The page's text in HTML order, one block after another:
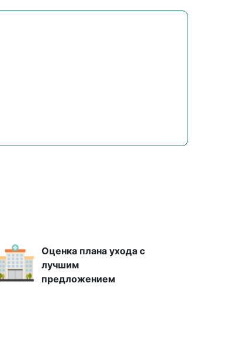
Оценка плана ухода с
лучшим
предложением